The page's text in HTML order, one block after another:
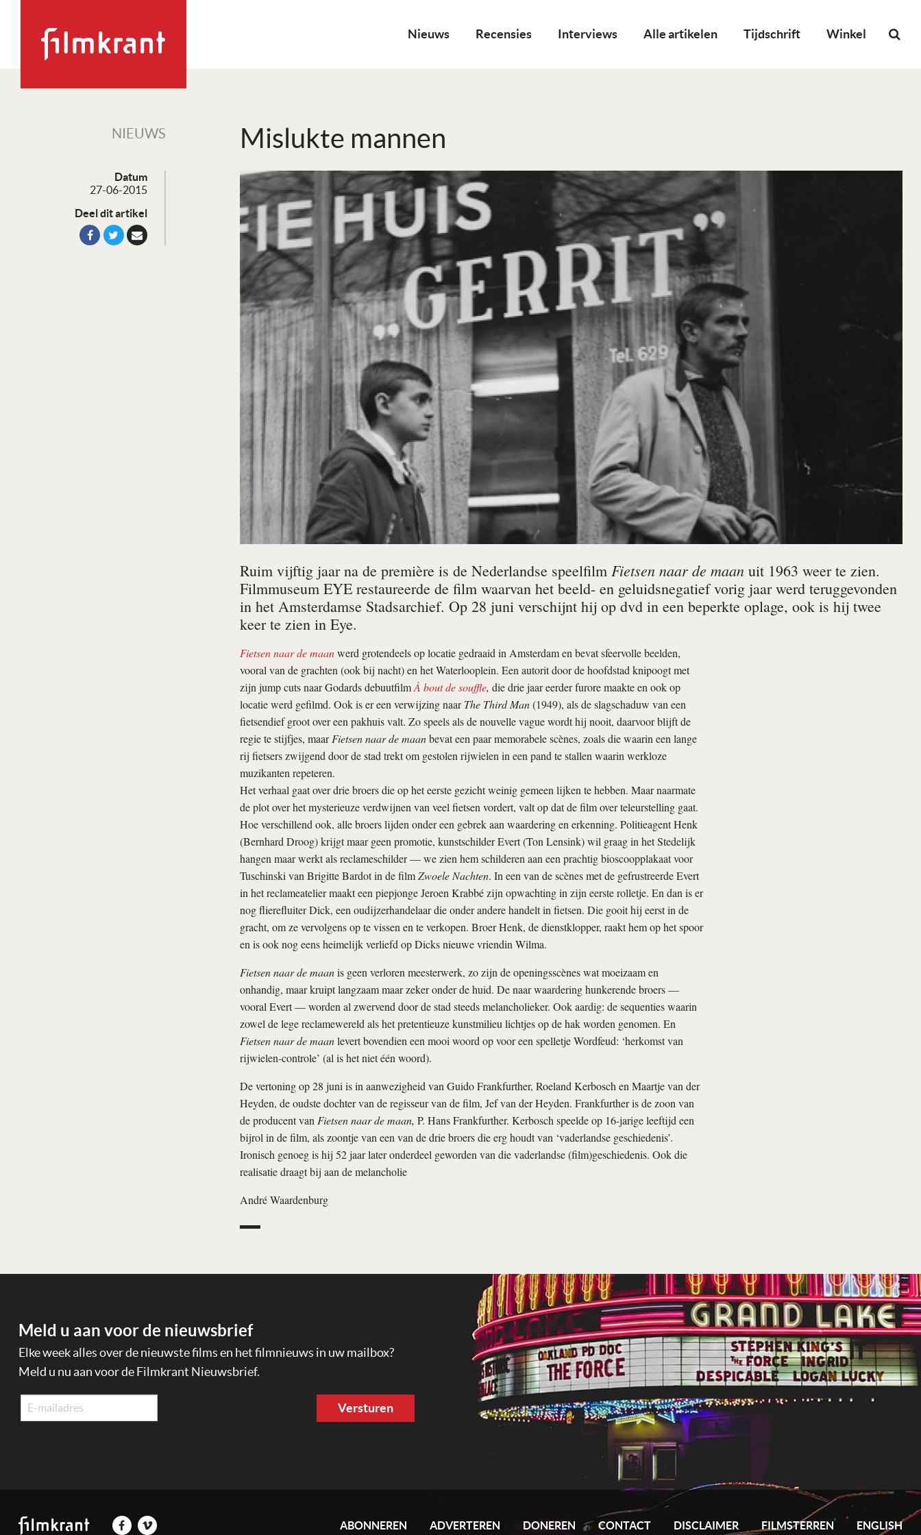
Nieuws Recensies Interviews Alle artikelen Tijdschrift Winkel
NIEUWS Mislukte mannen
Datum
27-06-2015
Deel dit artikel
Ruim vijftig jaar na de première is de Nederlandse speelfilm Fietsen naar de maanuit 1963 weer te zien.
Filmmuseum EYE restaureerde de film waarvan het beeld- en geluidsnegatief vorig jaar werd teruggevonden
in het Amsterdamse Stadsarchief. Op 28 juni verschijnt hij op dvd in een beperkte oplage, ook is hij twee
keer te zien in Eye.
Fietsen naar de maanwerd grotendeels op locatie gedraaid in Amsterdam en bevat sfeervolle beelden,
vooral van de grachten (ook bij nacht) en het Waterlooplein. Een autorit door de hoofdstad knipoogt met
zijn jump cuts naar Godards debuutfilmÀ bout de souffle, die drie jaar eerder furore maakte en ook op
locatie werd gefilmd. Ook is er een verwijzing naarThe Third Man(1949), als de slagschaduw van een
fietsendief groot over een pakhuis valt. Zo speels als de nouvelle vague wordt hij nooit, daarvoor blijft de
regie te stijfjes, maarFietsen naar de maanbevat een paar memorabele scènes, zoals die waarin een lange
rij fietsers zwijgend door de stad trekt om gestolen rijwielen in een pand te stallen waarin werkloze
muzikanten repeteren.
Het verhaal gaat over drie broers die op het eerste gezicht weinig gemeen lijken te hebben. Maar naarmate
de plot over het mysterieuze verdwijnen van veel fietsen vordert, valt op dat de film over teleurstelling gaat.
Hoe verschillend ook, alle broers lijden onder een gebrek aan waardering en erkenning. Politieagent Henk
(Bernhard Droog) krijgt maar geen promotie, kunstschilder Evert (Ton Lensink) wil graag in het Stedelijk
hangen maar werkt als reclameschilder — we zien hem schilderen aan een prachtig bioscoopplakaat voor
Tuschinski van Brigitte Bardot in de filmZwoele Nachten. In een van de scènes met de gefrustreerde Evert
in het reclameatelier maakt een piepjonge Jeroen Krabbé zijn opwachting in zijn eerste rolletje. En dan is er
nog flierefluiter Dick, een oudijzerhandelaar die onder andere handelt in fietsen. Die gooit hij eerst in de
gracht, om ze vervolgens op te vissen en te verkopen. Broer Henk, de dienstklopper, raakt hem op het spoor
en is ook nog eens heimelijk verliefd op Dicks nieuwe vriendin Wilma.
Fietsen naar de maanis geen verloren meesterwerk, zo zijn de openingsscènes wat moeizaam en
onhandig, maar kruipt langzaam maar zeker onder de huid. De naar waardering hunkerende broers —
vooral Evert — worden al zwervend door de stad steeds melancholieker. Ook aardig: de sequenties waarin
zowel de lege reclamewereld als het pretentieuze kunstmilieu lichtjes op de hak worden genomen. En
Fietsen naar de maanlevert bovendien een mooi woord op voor een spelletje Wordfeud: ‘herkomst van
rijwielen-controle’ (al is het niet één woord).
De vertoning op 28 juni is in aanwezigheid van Guido Frankfurther, Roeland Kerbosch en Maartje van der
Heyden, de oudste dochter van de regisseur van de film, Jef van der Heyden. Frankfurther is de zoon van
de producent van Fietsen naar de maan, P. Hans Frankfurther. Kerbosch speelde op 16-jarige leeftijd een
bijrol in de film, als zoontje van een van de drie broers die erg houdt van ‘vaderlandse geschiedenis’.
Ironisch genoeg is hij 52 jaar later onderdeel geworden van die vaderlandse (film)geschiedenis. Ook die
realisatie draagt bij aan de melancholie
André Waardenburg
Meld u aan voor de nieuwsbrief
Elke week alles over de nieuwste films en het filmnieuws in uw mailbox?
Meld u nu aan voor de Filmkrant Nieuwsbrief.
ABONNEREN ADVERTEREN DONEREN CONTACT DISCLAIMER FILMSTERREN ENGLISH